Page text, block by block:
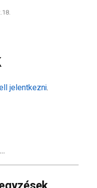
jelentkezni.